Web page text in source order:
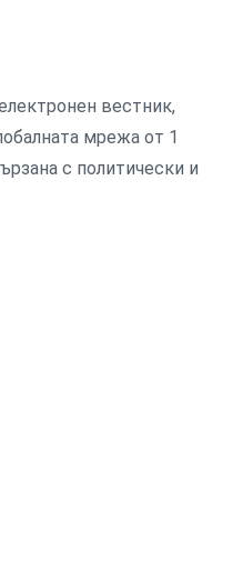
вестник,
мрежа от 1
с политически и